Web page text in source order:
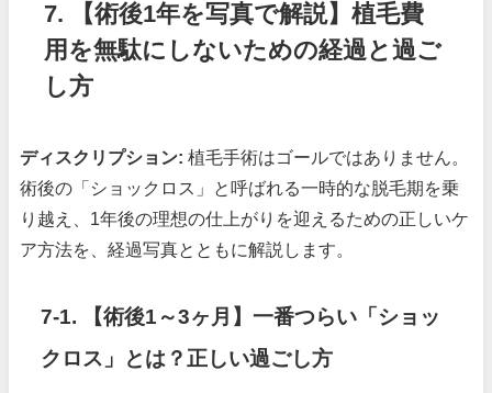
7. 【術後1年を写真で解説】植毛費
用を無駄にしないための経過と過ご
し方
ディスクリプション: 植毛手術はゴールではありません。
術後の「ショックロス」と呼ばれる一時的な脱毛期を乗
り越え、1年後の理想の仕上がりを迎えるための正しいケ
ア方法を、経過写真とともに解説します。
7-1. 【術後1～3ヶ月】一番つらい「ショッ
クロス」とは？正しい過ごし方